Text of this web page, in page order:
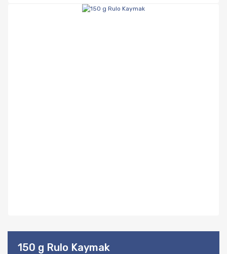
150 g Rulo Kaymak